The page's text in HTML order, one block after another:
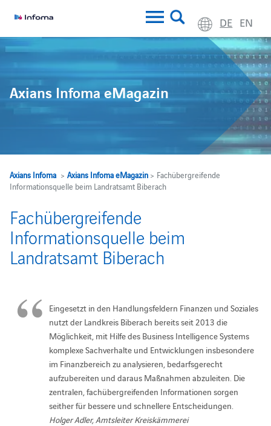
DE EN
Axians Infoma eMagazin
Axians Infoma> Axians Infoma eMagazin> Fachübergreifende
Informationsquelle beim Landratsamt Biberach
Fachübergreifende
Informationsquelle beim
Landratsamt Biberach
Eingesetzt in den Handlungsfeldern Finanzen und Soziales
nutzt der Landkreis Biberach bereits seit 2013 die
Möglichkeit, mit Hilfe des Business Intelligence Systems
komplexe Sachverhalte und Entwicklungen insbesondere
im Finanzbereich zu analysieren, bedarfsgerecht
aufzubereiten und daraus Maßnahmen abzuleiten. Die
zentralen, fachübergreifenden Informationen sorgen
seither für bessere und schnellere Entscheidungen.
Holger Adler, Amtsleiter Kreiskämmerei